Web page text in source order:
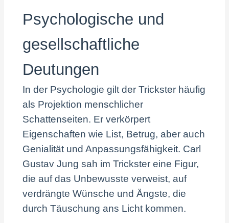
Psychologische und
gesellschaftliche
Deutungen
In der Psychologie gilt der Trickster häufig
als Projektion menschlicher
Schattenseiten. Er verkörpert
Eigenschaften wie List, Betrug, aber auch
Genialität und Anpassungsfähigkeit. Carl
Gustav Jung sah im Trickster eine Figur,
die auf das Unbewusste verweist, auf
verdrängte Wünsche und Ängste, die
durch Täuschung ans Licht kommen.